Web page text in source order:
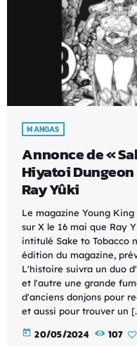
MANGAS
Annonce de «
Hiyatoi Dungeon
Ray Yûki
Le magazine Young
sur X le 16 mai que Ray
intitulé Sake to Tobacco
édition du magazine,
L'histoire suivra un duo
et l'autre une grande
d'anciens donjons pour
et aussi pour trouver un
today 20/05/2024 107